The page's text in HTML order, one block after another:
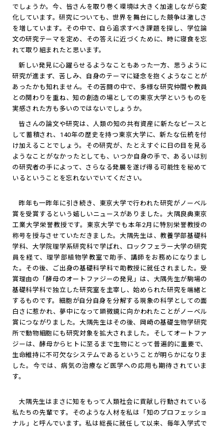
でしょうか。今、皆さんを取り巻く環境は大きく加速しながら変
化しています。研究についても、世界を舞台にした競争は激しさ
を増しています。その中で、自ら追求すべき課題を探し、学位論
文の研究テーマを定め、その答えに近づくために、時に寝食を忘
れて取り組まれたと思います。
新しい発見に心躍らせるようなこともあった一方、思うように
研究が進まず、苦しみ、自身のテーマに疑念を抱くようなことが
あったかも知れません。その苦闘の中で、多様な研究仲間や教員
との関わりを重ね、知の創造の場としての東京大学というものを
実感された方も多いのではないでしょうか。
皆さんの論文や研究は、人類の知の共有資産に新たなピースと
して蓄積され、140年の歴史を持つ東京大学に、新たな伝統を付
け加えることでしょう。その研究が、たとえすぐに日の目を見る
ようなことがなかったとしても、いつか自身の手で、あるいは別
の研究者の手によって、さらなる発展を遂げ得る可能性を秘めて
いるということを忘れないでいてください。
昨年も一昨年に引き続き、東京大学で行われた研究がノーベル
賞を受賞するという嬉しいニュースがありました。大隅良典東京
工業大学栄誉教授です。東京大学でも本年2月に特別栄誉教授の
称号を授与させていただきました。大隅先生は、教養学部基礎科
学科、大学院理学系研究科で学ばれ、ロックフェラー大学の研究
員を経て、理学部植物学教室で助手、講師をお務めになりまし
た。その後、ご出身の基礎科学科で助教授に就任されました。受
賞理由の「酵母のオートファジーの発見」は、大隅先生が駒場の
基礎科学科で独立した研究室を主宰し、始められた研究を端緒と
するものです。細胞が自分自身を分解する現象の科学としての面
白さに惹かれ、夢中になって顕微鏡に向かわれたことがノーベル
賞につながりました。大隅先生はその後、岡崎の基礎生物学研究
所で動物細胞にも研究対象を拡大されました。そしてオートファ
ジーは、酵母からヒトに至るまで生物にとって普遍的に重要で、
生命維持に不可欠なシステムであるということが明らかになりま
した。今では、病気の治療など医学への応用も期待されていま
す。
大隅先生はまさに知をもって人類社会に貢献し行動されている
私たちの先輩です。そのような人材を私は「知のプロフェッショ
ナル」と呼んでいます。私は総長に就任して以来、毎年入学式で